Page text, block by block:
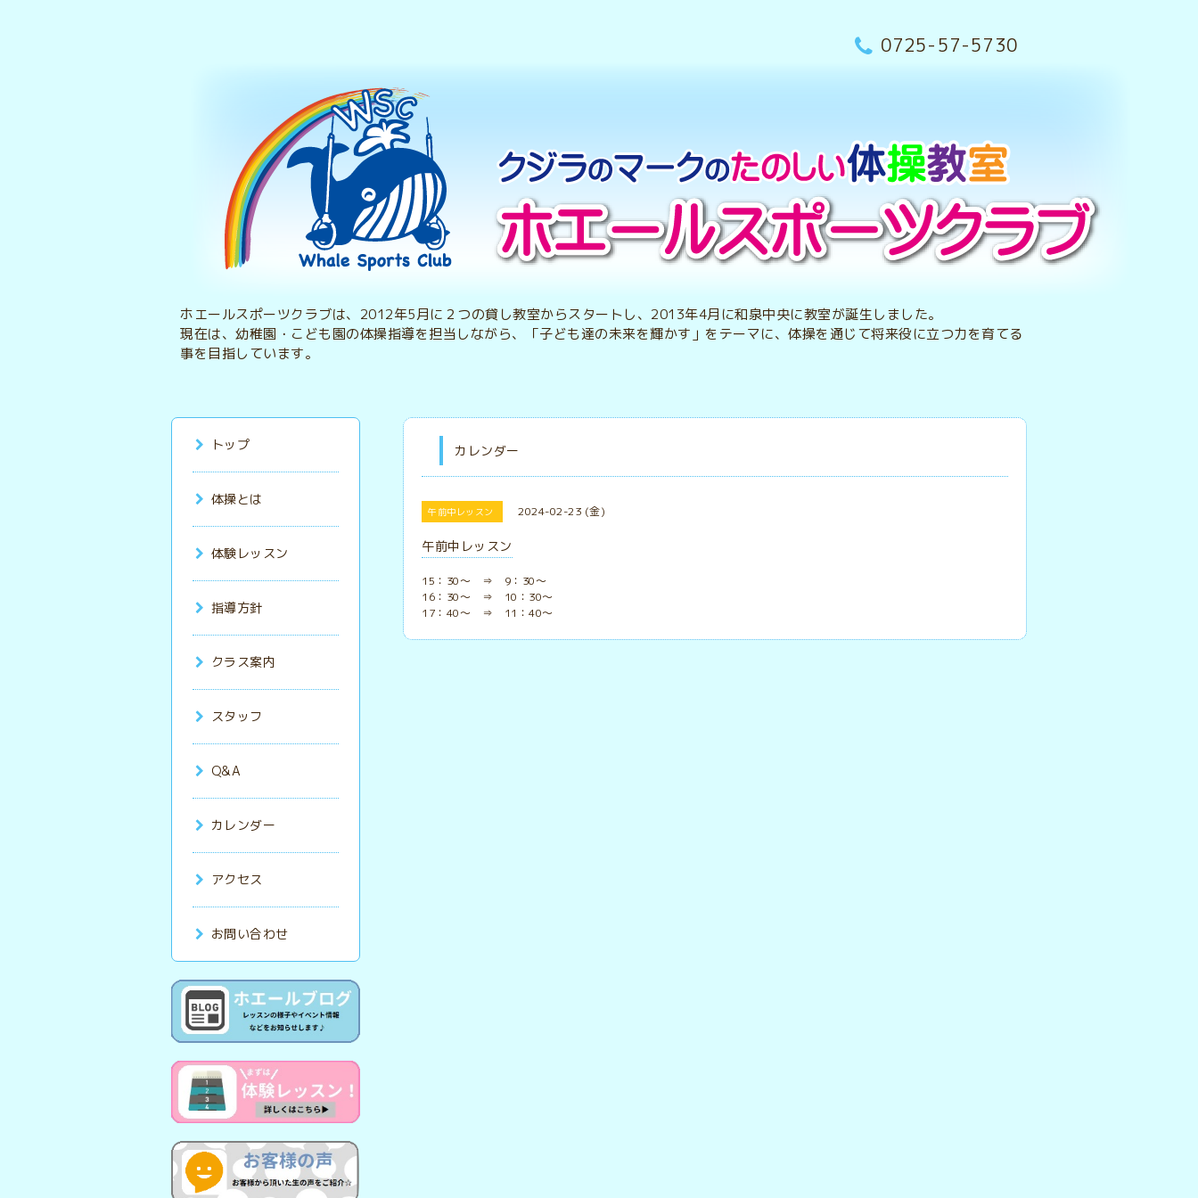
ホエールスポーツクラブは、2012年5月に２つの貸し教室からスタートし、2013年4月に和泉中央に教室が誕生しました。
現在は、幼稚園・こども園の体操指導を担当しながら、「子ども達の未来を輝かす」をテーマに、体操を通じて将来役に立つ力を育てる
事を目指しています。
0725-57-5730
カレンダー
午前中レッスン 2024-02-23 (金)
午前中レッスン
15：30～ ⇒ 9：30～
16：30～ ⇒ 10：30～
17：40～ ⇒ 11：40～
トップ
体操とは
体験レッスン
指導方針
クラス案内
スタッフ
Q&A
カレンダー
アクセス
お問い合わせ